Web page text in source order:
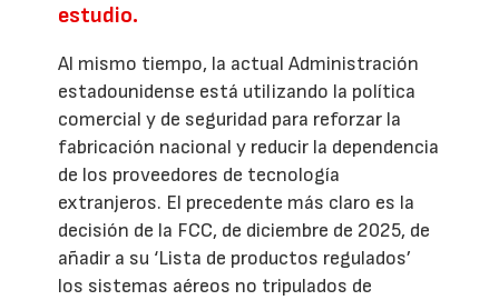
estudio.
Al mismo tiempo, la actual Administración
estadounidense está utilizando la política
comercial y de seguridad para reforzar la
fabricación nacional y reducir la dependencia
de los proveedores de tecnología
extranjeros. El precedente más claro es la
decisión de la FCC, de diciembre de 2025, de
añadir a su ‘Lista de productos regulados’
los sistemas aéreos no tripulados de